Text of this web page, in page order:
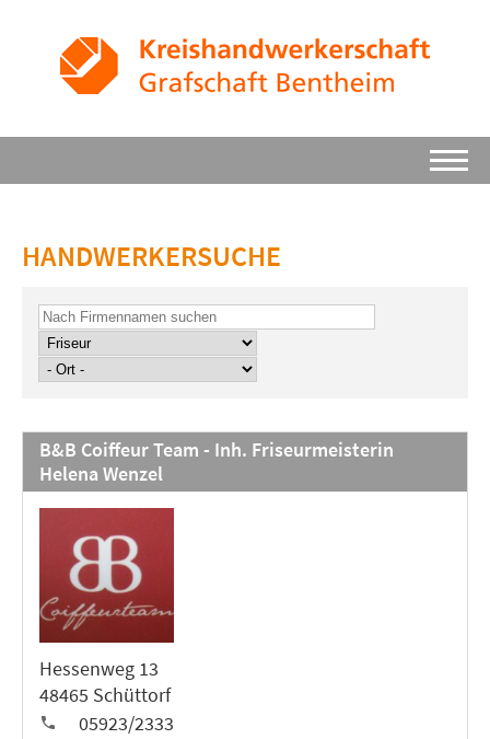
HANDWERKERSUCHE
B&B Coiffeur Team - Inh. Friseurmeisterin
Helena Wenzel
Hessenweg 13
48465 Schüttorf
05923/2333